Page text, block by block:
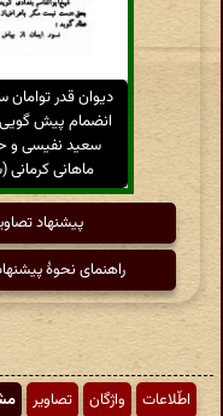
دیوان قدر توامان
انضمام پیش
سعید نفیسی و
ماهانی کرمانی
پیشنهاد
راهنمای نحوهٔ
اطّلاعات واژگان تصاویر